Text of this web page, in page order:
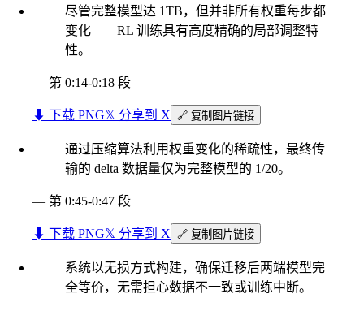
尽管完整模型达 1TB，但并非所有权重每步都
变化——RL 训练具有高度精确的局部调整特
性。
— 第 0:14-0:18 段
⬇︎ 下载 PNG𝕏 分享到 X 🔗 复制图片链接
通过压缩算法利用权重变化的稀疏性，最终传
输的 delta 数据量仅为完整模型的 1/20。
— 第 0:45-0:47 段
⬇︎ 下载 PNG𝕏 分享到 X 🔗 复制图片链接
系统以无损方式构建，确保迁移后两端模型完
全等价，无需担心数据不一致或训练中断。